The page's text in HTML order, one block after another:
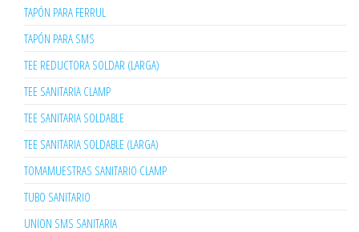
TAPÓN PARA FERRUL
TAPÓN PARA SMS
TEE REDUCTORA SOLDAR (LARGA)
TEE SANITARIA CLAMP
TEE SANITARIA SOLDABLE
TEE SANITARIA SOLDABLE (LARGA)
TOMAMUESTRAS SANITARIO CLAMP
TUBO SANITARIO
UNION SMS SANITARIA